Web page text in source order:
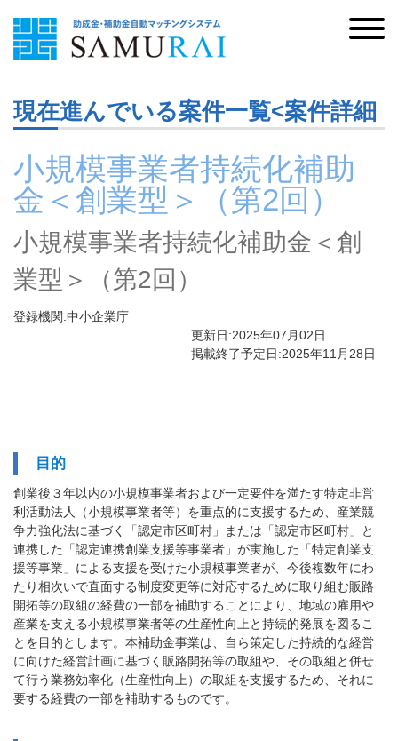
現在進んでいる案件一覧<案件詳細
小規模事業者持続化補助
金＜創業型＞（第2回）
小規模事業者持続化補助金＜創
業型＞（第2回）
登録機関:中小企業庁
更新日:2025年07月02日
掲載終了予定日:2025年11月28日
目的
創業後３年以内の小規模事業者および一定要件を満たす特定非営
利活動法人（小規模事業者等）を重点的に支援するため、産業競
争力強化法に基づく「認定市区町村」または「認定市区町村」と
連携した「認定連携創業支援等事業者」が実施した「特定創業支
援等事業」による支援を受けた小規模事業者が、今後複数年にわ
たり相次いで直面する制度変更等に対応するために取り組む販路
開拓等の取組の経費の一部を補助することにより、地域の雇用や
産業を支える小規模事業者等の生産性向上と持続的発展を図るこ
とを目的とします。本補助金事業は、自ら策定した持続的な経営
に向けた経営計画に基づく販路開拓等の取組や、その取組と併せ
て行う業務効率化（生産性向上）の取組を支援するため、それに
要する経費の一部を補助するものです。